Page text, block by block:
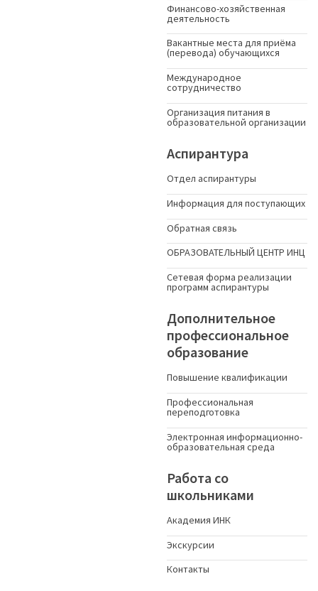
Финансово-хозяйственная
деятельность
Вакантные места для приёма
(перевода) обучающихся
Международное
сотрудничество
Организация питания в
образовательной организации
Аспирантура
Отдел аспирантуры
Информация для поступающих
Обратная связь
ОБРАЗОВАТЕЛЬНЫЙ ЦЕНТР ИНЦ
Сетевая форма реализации
программ аспирантуры
Дополнительное
профессиональное
образование
Повышение квалификации
Профессиональная
переподготовка
Электронная информационно-
образовательная среда
Работа со
школьниками
Академия ИНК
Экскурсии
Контакты